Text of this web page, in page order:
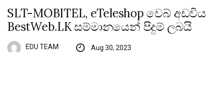
SLT-MOBITEL, eTeleshop වෙබ් අඩවිය
BestWeb.LK සම්මානයෙන් පිදුම් ලබයි
EDU TEAM Aug 30, 2023